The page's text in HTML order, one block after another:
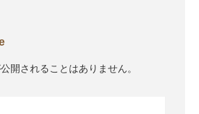
開されることはありません。